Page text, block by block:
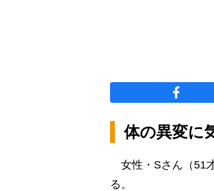
体の異変に
女性・Sさん（51
る。